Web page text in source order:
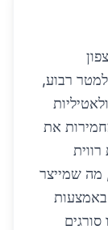
ממוצע של כ-350 ₪ למטר רבוע,
את
מה שמייצר
באמצעות